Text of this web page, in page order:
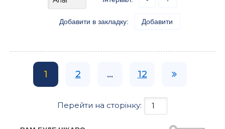
Добавити в закладку: Добавити
1 2 ... 12
Перейти на сторінку: